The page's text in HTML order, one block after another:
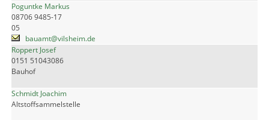
Poguntke Markus
08706 9485-17
05
bauamt@vilsheim.de
Roppert Josef
0151 51043086
Bauhof
Schmidt Joachim
Altstoffsammelstelle